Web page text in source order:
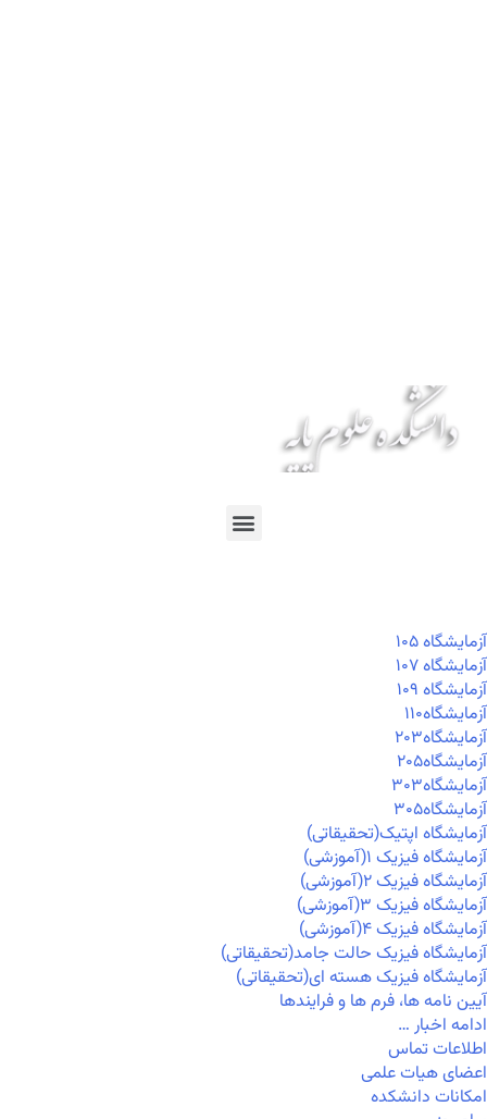
آزمايشگاه ۱۰۵
آزمايشگاه ۱۰۷
آزمايشگاه ۱۰۹
آزمايشگاه۱۱۰
آزمايشگاه۲۰۳
آزمايشگاه۲۰۵
آزمايشگاه۳۰۳
آزمايشگاه۳۰۵
آزمایشگاه اپتیک(تحقیقاتی)
آزمایشگاه فیزیک ۱(آموزشی)
آزمایشگاه فیزیک ۲(آموزشی)
آزمایشگاه فیزیک ۳(آموزشی)
آزمایشگاه فیزیک ۴(آموزشی)
آزمایشگاه فیزیک حالت جامد(تحقیقاتی)
آزمایشگاه فیزیک هسته ای(تحقیقاتی)
آیین نامه ها، فرم ها و فرایندها
ادامه اخبار …
اطلاعات تماس
اعضای هیات علمی
امکانات دانشکده